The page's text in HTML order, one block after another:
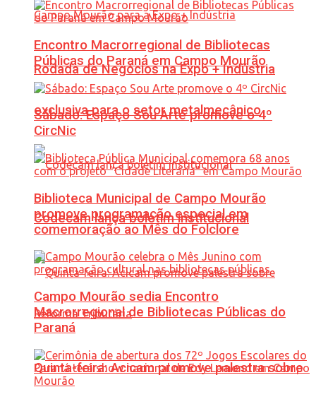
Rodada de Negócios na Expo + Indústria
exclusiva para o setor metalmecânico
Codecam lança boletim institucional
Quinta-feira: Acicam promove palestra sobre
Encontro Macrorregional de Bibliotecas
Públicas do Paraná em Campo Mourão
Sábado: Espaço Sou Arte promove o 4º
CircNic
Biblioteca Municipal de Campo Mourão
promove programação especial em
comemoração ao Mês do Folclore
Campo Mourão sedia Encontro
Macrorregional de Bibliotecas Públicas do
Paraná